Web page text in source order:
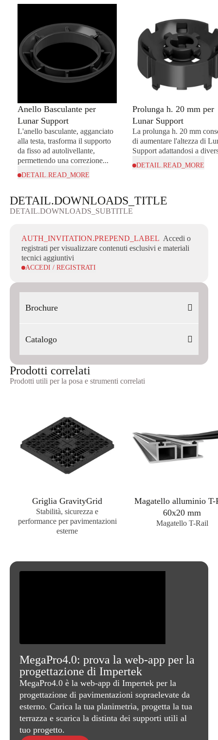
Anello Basculante per
Lunar Support
L'anello basculante, agganciato
alla testa, trasforma il supporto
da fisso ad autolivellante,
permettendo una correzione...
DETAIL.READ_MORE
Prolunga h. 20 mm per
Lunar Support
La prolunga h. 20 mm
di aumentare l'altezza di
Support adattandosi a
DETAIL.READ_MORE
DETAIL.DOWNLOADS_TITLE
DETAIL.DOWNLOADS_SUBTITLE
AUTH_INVITATION.PREPEND_LABEL Accedi o
registrati per visualizzare contenuti esclusivi e materiali
tecnici aggiuntivi
ACCEDI / REGISTRATI
Brochure
Flyer Lunar Support 2026_IT-EN_Dig_Rev02
Catalogo
Photobook Pedestal Line
Prodotti correlati
Prodotti utili per la posa e strumenti correlati
Griglia GravityGrid
Stabilità, sicurezza e
performance per pavimentazioni
esterne
Magatello alluminio T-
60x20 mm
Magatello T-Rail
MegaPro4.0: prova la web-app per la
progettazione di Impertek
MegaPro4.0 è la web-app di Impertek per la
progettazione di pavimentazioni sopraelevate da
esterno. Carica la tua planimetria, progetta la tua
terrazza e scarica la distinta dei supporti utili al
tuo progetto.